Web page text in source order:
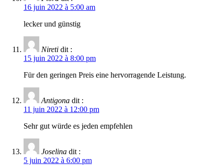
16 juin 2022 à 5:00 am
lecker und günstig
Nireti dit :
15 juin 2022 à 8:00 pm
Für den geringen Preis eine hervorragende Leistung.
Antigona dit :
11 juin 2022 à 12:00 pm
Sehr gut würde es jeden empfehlen
Joselina dit :
5 juin 2022 à 6:00 pm